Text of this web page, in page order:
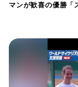
マンが歓喜の優勝「